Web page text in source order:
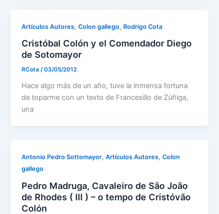
Artículos Autores,Colon gallego, Rodrigo Cota
Cristóbal Colón y el Comendador Diego
de Sotomayor
RCota/03/05/2012
Hace algo más de un año, tuve la inmensa fortuna
de toparme con un texto de Francesillo de Zúñiga,
una
Antonio Pedro Sottomayor,Artículos Autores,Colon
gallego
Pedro Madruga, Cavaleiro de São João
de Rhodes ( III ) – o tempo de Cristóvão
Colón